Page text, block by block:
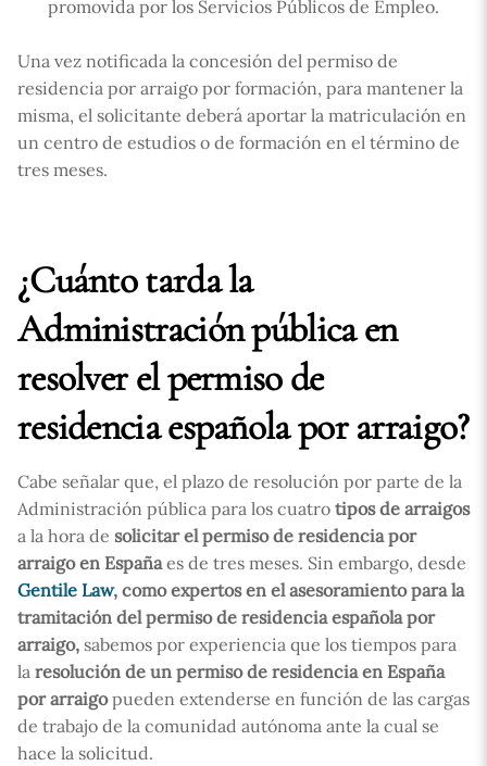
promovida por los Servicios Públicos de Empleo.
Una vez notificada la concesión del permiso de
residencia por arraigo por formación, para mantener la
misma, el solicitante deberá aportar la matriculación en
un centro de estudios o de formación en el término de
tres meses.
¿Cuánto tarda la
Administración pública en
resolver el permiso de
residencia española por arraigo?
Cabe señalar que, el plazo de resolución por parte de la
Administración pública para los cuatro tipos de arraigos
a la hora de solicitar el permiso de residencia por
arraigo en Españaes de tres meses. Sin embargo, desde
Gentile Law, como expertos en el asesoramiento para la
tramitación del permiso de residencia española por
arraigo, sabemos por experiencia que los tiempos para
la resolución de un permiso de residencia en España
por arraigopueden extenderse en función de las cargas
de trabajo de la comunidad autónoma ante la cual se
hace la solicitud.